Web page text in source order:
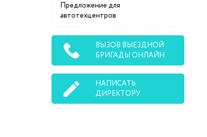
Предложение для
автотехцентров
ВЫЗОВ ВЫЕЗДНОЙ
БРИГАДЫ ОНЛАЙН
НАПИСАТЬ
ДИРЕКТОРУ